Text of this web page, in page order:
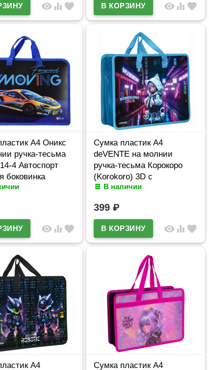
visibility equalizer favorite visibility equalizer favorite
А4 Оникс
ручка-тесьма
4 Автоспорт
боковинка
visibility equalizer favorite
Сумка пластик А4
deVENTE на молнии
ручка-тесьма Корокоро
(Korokoro) 3D с
расширением арт.8057550
В наличии
399₽
visibility equalizer favorite
А4
Сумка пластик А4